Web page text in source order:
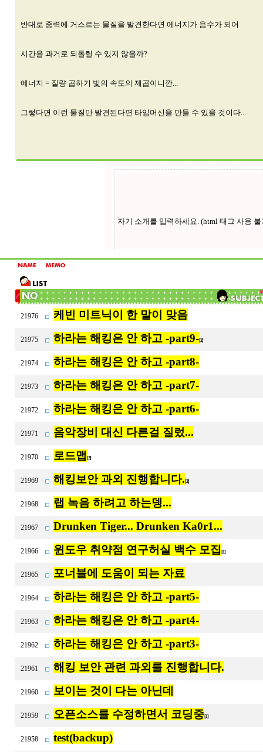
반대로 중력에 거스르는 물질을 발견한다면 에너지가 음수가 되어
시간을 과거로 되돌릴 수 있지 않을까?
에너지 = 질량 곱하기 빛의 속도의 제곱이니깐...
그렇다면 이런 물질만 발견된다면 타임머신을 만들 수 있을 것이다...
21976 케빈 미트닉이 한 말이 맞음
21975 하라는 해킹은 안 하고 -part9-[2]
21974 하라는 해킹은 안 하고 -part8-
21973 하라는 해킹은 안 하고 -part7-
21972 하라는 해킹은 안 하고 -part6-
21971 음악장비 대신 다른걸 질렀...
21970 로드맵 [2]
21969 해킹보안 과외 진행합니다. [2]
21968 랩 녹음 하려고 하는뎅...
21967 Drunken Tiger... Drunken Ka0r1...
21966 윈도우 취약점 연구허실 백수 모집 [1]
21965 포너블에 도움이 되는 자료
21964 하라는 해킹은 안 하고 -part5-
21963 하라는 해킹은 안 하고 -part4-
21962 하라는 해킹은 안 하고 -part3-
21961 해킹 보안 관련 과외를 진행합니다.
21960 보이는 것이 다는 아닌데
21959 오픈소스를 수정하면서 코딩중[1]
21958 test(backup)